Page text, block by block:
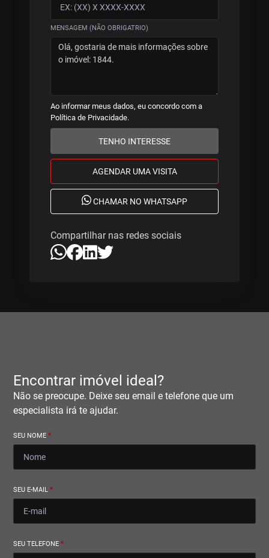
MENSAGEM (NÃO OBRIGATRIO)
Ao informar meus dados, eu concordo com a
Política de Privacidade.
TENHO INTERESSE
AGENDAR UMA VISITA
CHAMAR NO WHATSAPP
Compartilhar nas redes sociais
Encontrar imóvel ideal?
Não se preocupe. Deixe seu email e telefone que um
especialista irá te ajudar.
SEU NOME*
SEU E-MAIL*
SEU TELEFONE*